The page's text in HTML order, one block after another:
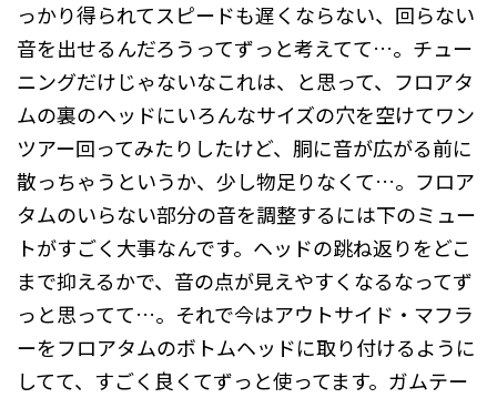
っかり得られてスピードも遅くならない、回らない
音を出せるんだろうってずっと考えてて…。チュー
ニングだけじゃないなこれは、と思って、フロアタ
ムの裏のヘッドにいろんなサイズの穴を空けてワン
ツアー回ってみたりしたけど、胴に音が広がる前に
散っちゃうというか、少し物足りなくて…。フロア
タムのいらない部分の音を調整するには下のミュー
トがすごく大事なんです。ヘッドの跳ね返りをどこ
まで抑えるかで、音の点が見えやすくなるなってず
っと思ってて…。それで今はアウトサイド・マフラ
ーをフロアタムのボトムヘッドに取り付けるように
してて、すごく良くてずっと使ってます。ガムテー